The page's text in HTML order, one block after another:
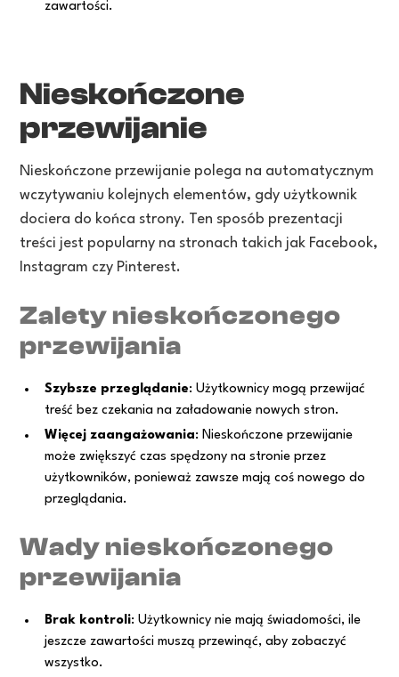
zawartości.
Nieskończone
przewijanie
Nieskończone przewijanie polega na automatycznym
wczytywaniu kolejnych elementów, gdy użytkownik
dociera do końca strony. Ten sposób prezentacji
treści jest popularny na stronach takich jak Facebook,
Instagram czy Pinterest.
Zalety nieskończonego
przewijania
Szybsze przeglądanie: Użytkownicy mogą przewijać
treść bez czekania na załadowanie nowych stron.
Więcej zaangażowania: Nieskończone przewijanie
może zwiększyć czas spędzony na stronie przez
użytkowników, ponieważ zawsze mają coś nowego do
przeglądania.
Wady nieskończonego
przewijania
Brak kontroli: Użytkownicy nie mają świadomości, ile
jeszcze zawartości muszą przewinąć, aby zobaczyć
wszystko.